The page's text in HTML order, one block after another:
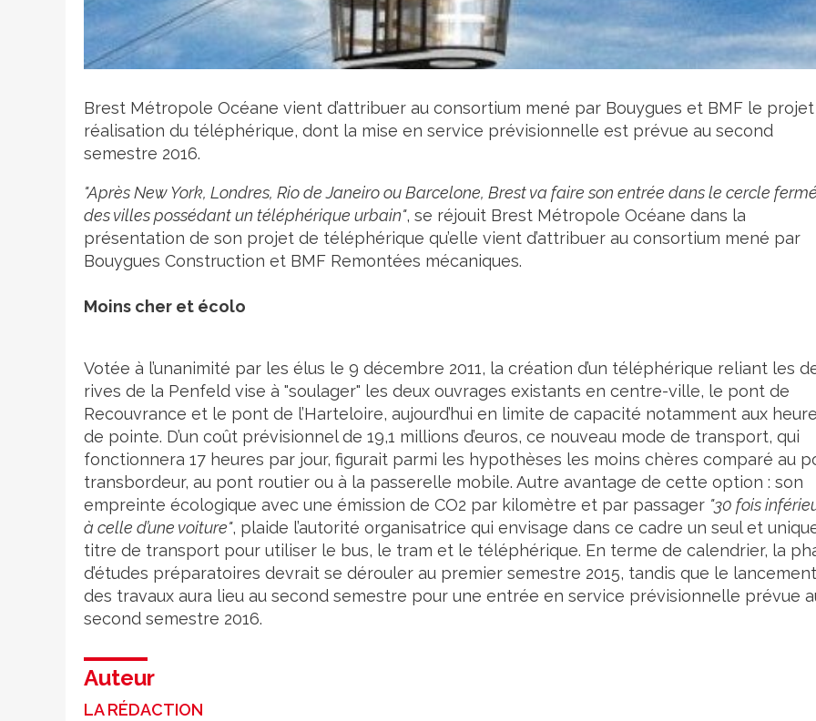
Crédit photo
Brest Métropole Océane vient d’attribuer au consortium mené par Bouygues et BMF le
réalisation du téléphérique, dont la mise en service prévisionnelle est prévue au second
semestre 2016.
"Après New York, Londres, Rio de Janeiro ou Barcelone, Brest va faire son entrée dans le cercle
des villes possédant un téléphérique urbain", se réjouit Brest Métropole Océane dans la
présentation de son projet de téléphérique qu’elle vient d’attribuer au consortium mené par
Bouygues Construction et BMF Remontées mécaniques.
Moins cher et écolo
Votée à l’unanimité par les élus le 9 décembre 2011, la création d’un téléphérique reliant les
rives de la Penfeld vise à "soulager" les deux ouvrages existants en centre-ville, le pont de
Recouvrance et le pont de l’Harteloire, aujourd’hui en limite de capacité notamment aux
de pointe. D’un coût prévisionnel de 19,1 millions d’euros, ce nouveau mode de transport, qui
fonctionnera 17 heures par jour, figurait parmi les hypothèses les moins chères comparé au
transbordeur, au pont routier ou à la passerelle mobile. Autre avantage de cette option : son
empreinte écologique avec une émission de CO2 par kilomètre et par passager "30 fois
à celle d’une voiture", plaide l’autorité organisatrice qui envisage dans ce cadre un seul et
titre de transport pour utiliser le bus, le tram et le téléphérique. En terme de calendrier, la
d’études préparatoires devrait se dérouler au premier semestre 2015, tandis que le lancement
des travaux aura lieu au second semestre pour une entrée en service prévisionnelle prévue
second semestre 2016.
Auteur
LA RÉDACTION